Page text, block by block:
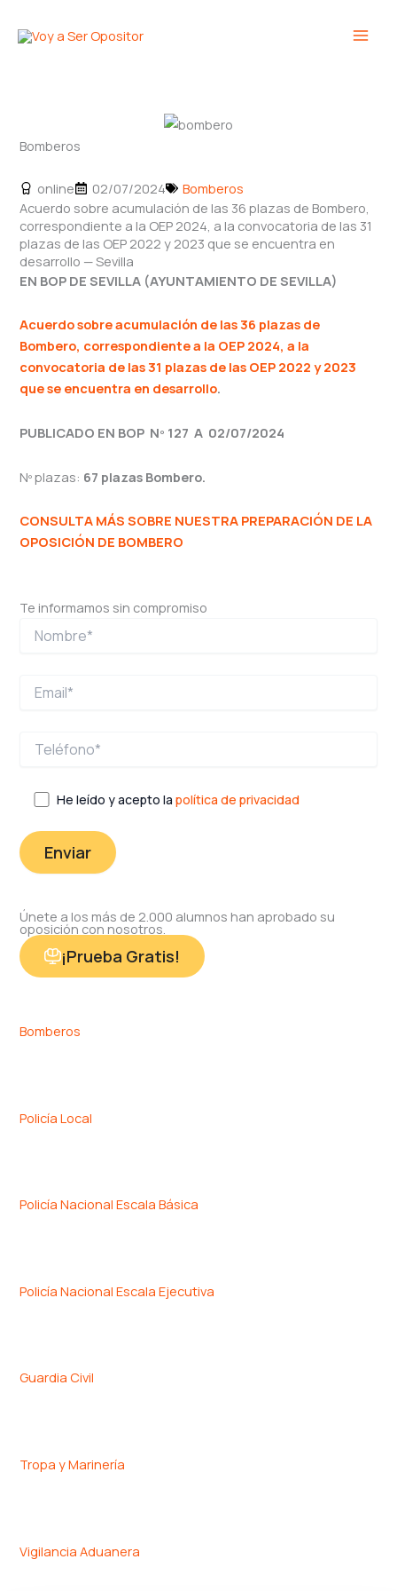
Bomberos
online 02/07/2024
Bomberos
Acuerdo sobre acumulación de las 36 plazas de Bombero,
correspondiente a la OEP 2024, a la convocatoria de las 31
plazas de las OEP 2022 y 2023 que se encuentra en
desarrollo — Sevilla
EN BOP DE SEVILLA (AYUNTAMIENTO DE SEVILLA)
Acuerdo sobre acumulación de las 36 plazas de
Bombero, correspondiente a la OEP 2024, a la
convocatoria de las 31 plazas de las OEP 2022 y 2023
que se encuentra en desarrollo.
PUBLICADO EN BOP Nº 127 A 02/07/2024
Nº plazas: 67 plazas Bombero.
CONSULTA MÁS SOBRE NUESTRA PREPARACIÓN DE LA
OPOSICIÓN DE BOMBERO
Te informamos sin compromiso
He leído y acepto lapolítica de privacidad
Únete a los más de 2.000 alumnos han aprobado su
oposición con nosotros.
¡Prueba Gratis!
Bomberos
Policía Local
Policía Nacional Escala Básica
Policía Nacional Escala Ejecutiva
Guardia Civil
Tropa y Marinería
Vigilancia Aduanera